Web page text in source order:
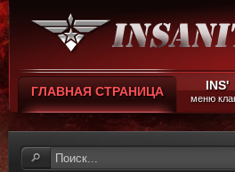
ГЛАВНАЯ СТРАНИЦА INS'
меню